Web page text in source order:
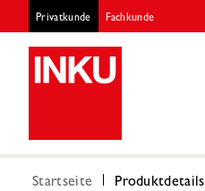
Privatkunde Fachkunde
Startseite Produktdetails